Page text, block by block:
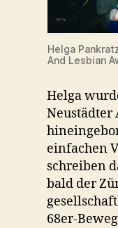
Helga
And Lesbian
Helga
einfachen
schreiben
bald der
68er-